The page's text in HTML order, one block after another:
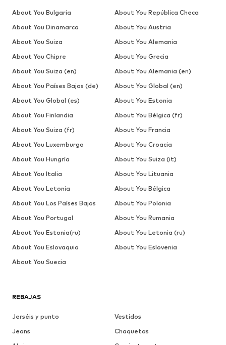
REBAJAS
Jerséis y punto
Vestidos
Jeans
Chaquetas
About You Bulgaria
About You República Checa
About You Dinamarca
About You Austria
About You Suiza
About You Alemania
About You Chipre
About You Grecia
About You Suiza (en)
About You Alemania (en)
About You Países Bajos (de)
About You Global (en)
About You Global (es)
About You Estonia
About You Finlandia
About You Bélgica (fr)
About You Suiza (fr)
About You Francia
About You Luxemburgo
About You Croacia
About You Hungría
About You Suiza (it)
About You Italia
About You Lituania
About You Letonia
About You Bélgica
About You Los Países Bajos
About You Polonia
About You Portugal
About You Rumania
About You Estonia(ru)
About You Letonia (ru)
About You Eslovaquia
About You Eslovenia
About You Suecia